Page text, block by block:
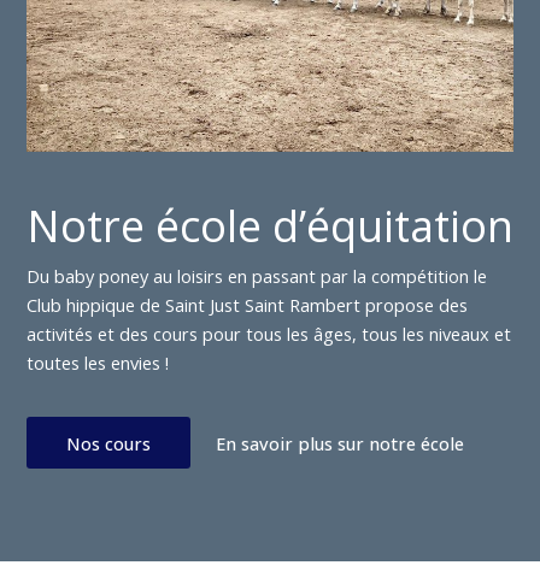
Notre école d’équitation
Du baby poney au loisirs en passant par la compétition le
Club hippique de Saint Just Saint Rambert propose des
activités et des cours pour tous les âges, tous les niveaux et
toutes les envies !
Nos cours En savoir plus sur notre école